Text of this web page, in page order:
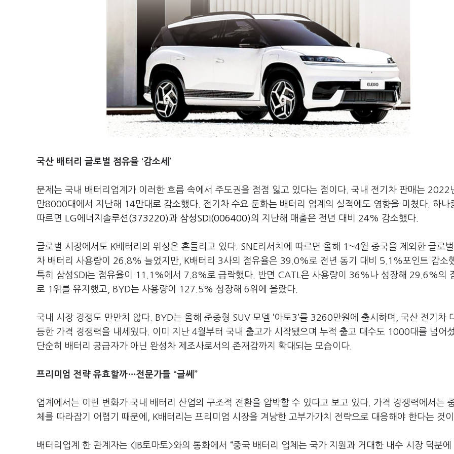
국산 배터리 글로벌 점유율 ‘감소세’
문제는 국내 배터리업계가 이러한 흐름 속에서 주도권을 점점 잃고 있다는 점이다. 국내 전기차 판매는 2022
만8000대에서 지난해 14만대로 감소했다. 전기차 수요 둔화는 배터리 업계의 실적에도 영향을 미쳤다. 하나
따르면
LG에너지솔루션(373220)과 삼성SDI(006400)의 지난해 매출은 전년 대비 24% 감소했다.
글로벌 시장에서도 K배터리의 위상은 흔들리고 있다. SNE리서치에 따르면 올해 1~4월 중국을 제외한 글로벌
차 배터리 사용량이 26.8% 늘었지만, K배터리 3사의 점유율은 39.0%로 전년 동기 대비 5.1%포인트 감소
특히 삼성SDI는 점유율이 11.1%에서 7.8%로 급락했다. 반면 CATL은 사용량이 36%나 성장해 29.6%의
로 1위를 유지했고, BYD는 사용량이 127.5% 성장해 6위에 올랐다.
국내 시장 경쟁도 만만치 않다. BYD는 올해 준중형 SUV 모델 ‘아토3’를 3260만원에 출시하며, 국산 전기차
등한 가격 경쟁력을 내세웠다. 이미 지난 4월부터 국내 출고가 시작됐으며 누적 출고 대수도 1000대를 넘어
단순히 배터리 공급자가 아닌 완성차 제조사로서의 존재감까지 확대되는 모습이다.
프리미엄 전략 유효할까…전문가들 “글쎄”
업계에서는 이런 변화가 국내 배터리 산업의 구조적 전환을 압박할 수 있다고 보고 있다. 가격 경쟁력에서는
체를 따라잡기 어렵기 때문에, K배터리는 프리미엄 시장을 겨냥한 고부가가치 전략으로 대응해야 한다는 것이
배터리업계 한 관계자는 <IB토마토>와의 통화에서 “중국 배터리 업체는 국가 지원과 거대한 내수 시장 덕분에